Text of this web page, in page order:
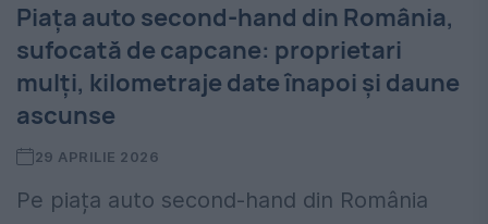
Piața auto second-hand din România,
sufocată de capcane: proprietari
mulți, kilometraje date înapoi și daune
ascunse
29 APRILIE 2026
Pe piața auto second-hand din România